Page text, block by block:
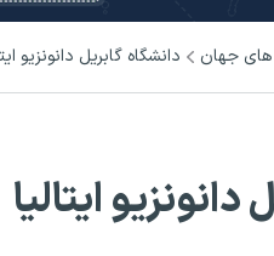
های جهان دانشگاه گابریل دانونزیو
ایتالیا